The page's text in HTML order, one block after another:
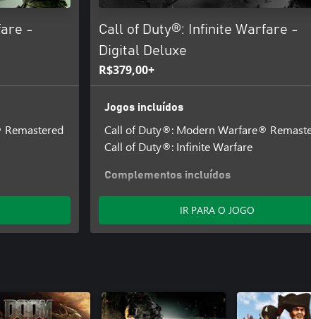
-
Call of Duty®: Infinite Warfare -
Digital Deluxe
R$379,00+
Jogos incluídos
Call of Duty®: Modern Warfare®
Call of Duty®: Infinite Warfare
Complementos incluídos
Call of Duty®: Infinite Warfare - Passe de
Mapa bônus Terminal + Pacote Spaceland
Absolution
Call of Duty®: Infinite Warfare - DLC1
IR PARA O JOGO